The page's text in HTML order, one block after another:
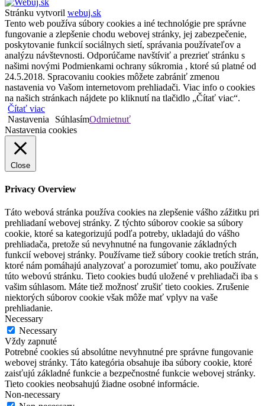
Stránku vytvoril webuj.sk
Tento web používa súbory cookies a iné technológie pre správne
fungovanie a zlepšenie chodu webovej stránky, jej zabezpečenie,
poskytovanie funkcií sociálnych sietí, správania používateľov a
analýzu návštevnosti. Odporúčame navštíviť a prezrieť stránku s
našimi novými Podmienkami ochrany súkromia , ktoré sú platné od
24.5.2018. Spracovaniu cookies môžete zabrániť zmenou
nastavenia vo Vašom internetovom prehliadači. Viac info o cookies
na našich stránkach nájdete po kliknutí na tlačidlo „Čítať viac“.
Čítať viac
Nastavenia
SúhlasímOdmietnuť
Nastavenia cookies
Close
Privacy Overview
Táto webová stránka používa cookies na zlepšenie vášho zážitku pri
prehliadaní webovej stránky. Z týchto súborov cookie sa súbory
cookie, ktoré sa kategorizujú podľa potreby, ukladajú do vášho
prehliadača, pretože sú nevyhnutné na fungovanie základných
funkcií webovej stránky. Používame tiež súbory cookie tretích strán,
ktoré nám pomáhajú analyzovať a porozumieť tomu, ako používate
túto webovú stránku. Tieto cookies budú uložené v prehliadači iba s
vašim súhlasom. Máte tiež možnosť zrušiť tieto cookies. Zrušenie
niektorých súborov cookie však môže mať vplyv na vaše
prehliadanie.
Necessary
Necessary
Vždy zapnuté
Potrebné cookies sú absolútne nevyhnutné pre správne fungovanie
webovej stránky. Táto kategória obsahuje iba súbory cookie, ktoré
zaisťujú základné funkcie a bezpečnostné funkcie webovej stránky.
Tieto cookies neobsahujú žiadne osobné informácie.
Non-necessary